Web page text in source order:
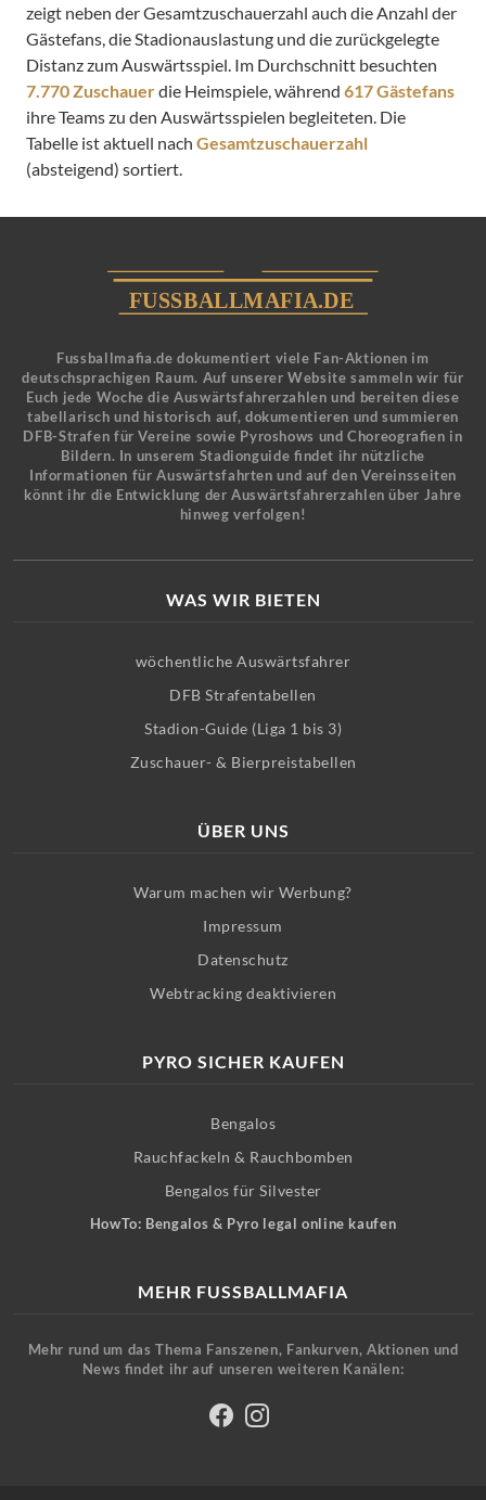
zeigt neben der Gesamtzuschauerzahl auch die Anzahl der
Gästefans, die Stadionauslastung und die zurückgelegte
Distanz zum Auswärtsspiel. Im Durchschnitt besuchten
7.770 Zuschauerdie Heimspiele, während 617 Gästefans
ihre Teams zu den Auswärtsspielen begleiteten. Die
Tabelle ist aktuell nach Gesamtzuschauerzahl
(absteigend) sortiert.
Fussballmafia.de dokumentiert viele Fan-Aktionen im
deutschsprachigen Raum. Auf unserer Website sammeln wir für
Euch jede Woche die Auswärtsfahrerzahlen und bereiten diese
tabellarisch und historisch auf, dokumentieren und summieren
DFB-Strafen für Vereine sowie Pyroshows und Choreografien in
Bildern. In unserem Stadionguide findet ihr nützliche
Informationen für Auswärtsfahrten und auf den Vereinsseiten
könnt ihr die Entwicklung der Auswärtsfahrerzahlen über Jahre
hinweg verfolgen!
WAS WIR BIETEN
wöchentliche Auswärtsfahrer
DFB Strafentabellen
Stadion-Guide (Liga 1 bis 3)
Zuschauer- & Bierpreistabellen
ÜBER UNS
Warum machen wir Werbung?
Impressum
Datenschutz
Webtracking deaktivieren
PYRO SICHER KAUFEN
Bengalos
Rauchfackeln & Rauchbomben
Bengalos für Silvester
HowTo: Bengalos & Pyro legal online kaufen
MEHR FUSSBALLMAFIA
Mehr rund um das Thema Fanszenen, Fankurven, Aktionen und
News findet ihr auf unseren weiteren Kanälen: